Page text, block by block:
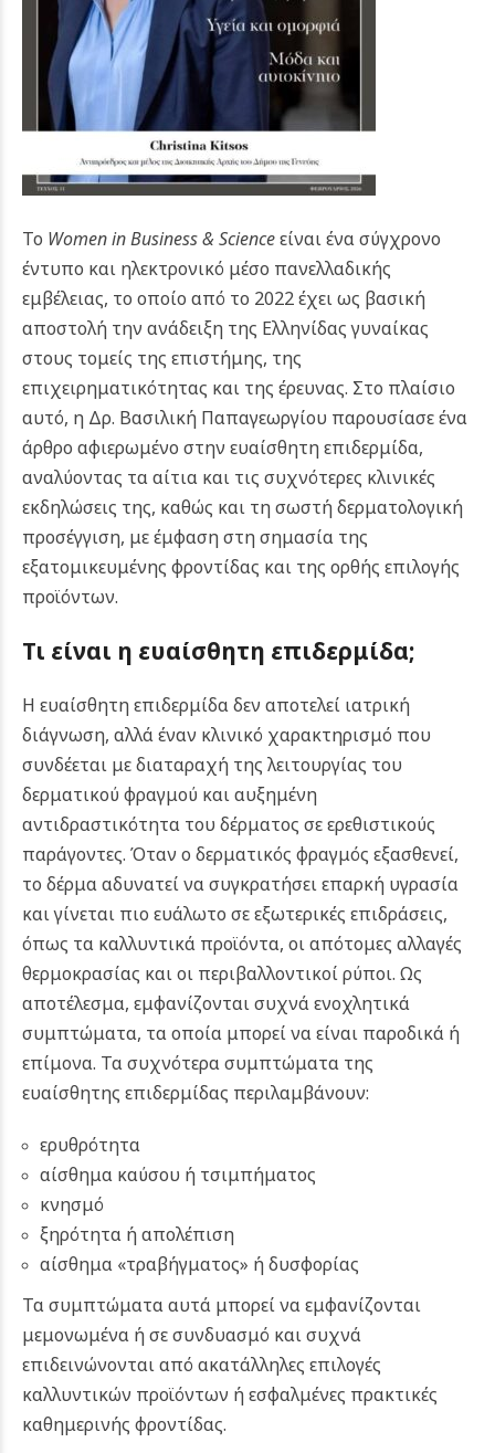
Το Women in Business & Scienceείναι ένα σύγχρονο
έντυπο και ηλεκτρονικό μέσο πανελλαδικής
εμβέλειας, το οποίο από το 2022 έχει ως βασική
αποστολή την ανάδειξη της Ελληνίδας γυναίκας
στους τομείς της επιστήμης, της
επιχειρηματικότητας και της έρευνας. Στο πλαίσιο
αυτό, η Δρ. Βασιλική Παπαγεωργίου παρουσίασε ένα
άρθρο αφιερωμένο στην ευαίσθητη επιδερμίδα,
αναλύοντας τα αίτια και τις συχνότερες κλινικές
εκδηλώσεις της, καθώς και τη σωστή δερματολογική
προσέγγιση, με έμφαση στη σημασία της
εξατομικευμένης φροντίδας και της ορθής επιλογής
προϊόντων.
Τι είναι η ευαίσθητη επιδερμίδα;
Η ευαίσθητη επιδερμίδα δεν αποτελεί ιατρική
διάγνωση, αλλά έναν κλινικό χαρακτηρισμό που
συνδέεται με διαταραχή της λειτουργίας του
δερματικού φραγμού και αυξημένη
αντιδραστικότητα του δέρματος σε ερεθιστικούς
παράγοντες. Όταν ο δερματικός φραγμός εξασθενεί,
το δέρμα αδυνατεί να συγκρατήσει επαρκή υγρασία
και γίνεται πιο ευάλωτο σε εξωτερικές επιδράσεις,
όπως τα καλλυντικά προϊόντα, οι απότομες αλλαγές
θερμοκρασίας και οι περιβαλλοντικοί ρύποι. Ως
αποτέλεσμα, εμφανίζονται συχνά ενοχλητικά
συμπτώματα, τα οποία μπορεί να είναι παροδικά ή
επίμονα. Τα συχνότερα συμπτώματα της
ευαίσθητης επιδερμίδας περιλαμβάνουν:
ερυθρότητα
αίσθημα καύσου ή τσιμπήματος
κνησμό
ξηρότητα ή απολέπιση
αίσθημα «τραβήγματος» ή δυσφορίας
Τα συμπτώματα αυτά μπορεί να εμφανίζονται
μεμονωμένα ή σε συνδυασμό και συχνά
επιδεινώνονται από ακατάλληλες επιλογές
καλλυντικών προϊόντων ή εσφαλμένες πρακτικές
καθημερινής φροντίδας.